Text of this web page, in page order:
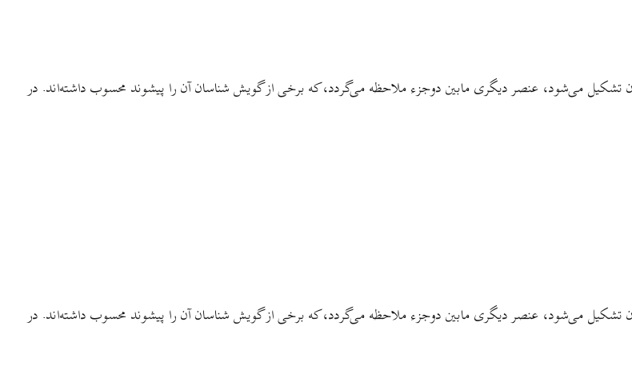
تشکیل می‌شود، عنصر دیگری مابین دوجزء ملاحظه می‌گردد، که برخی از گویش شناسان آن را پیشوند محسوب داشته‌اند. در
تشکیل می‌شود، عنصر دیگری مابین دوجزء ملاحظه می‌گردد، که برخی از گویش شناسان آن را پیشوند محسوب داشته‌اند. در